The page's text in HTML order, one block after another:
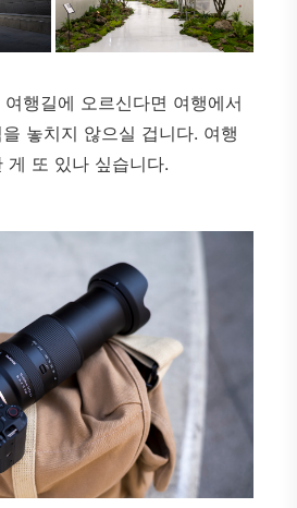
행길에 오르신다면 여행에서
놓치지 않으실 겁니다. 여행
게 또 있나 싶습니다.